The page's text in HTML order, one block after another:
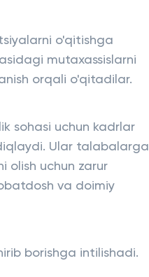
o'qitishga
mutaxassislarni
orqali o'qitadilar.
sohasi uchun kadrlar
Ular talabalarga
olish uchun zarur
va doimiy
borishga intilishadi.